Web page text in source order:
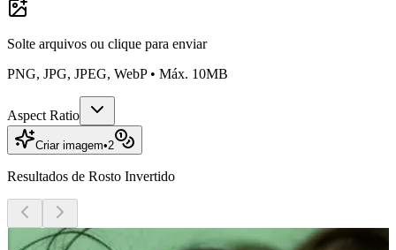
Solte arquivos ou clique para enviar
PNG, JPG, JPEG, WebP • Máx. 10MB
Aspect Ratio
Criar imagem•2
Resultados de Rosto Invertido